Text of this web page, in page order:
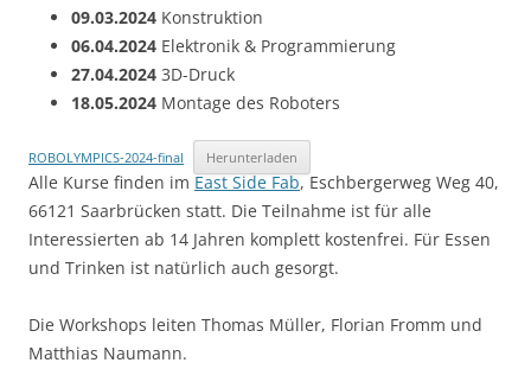
09.03.2024 Konstruktion
06.04.2024 Elektronik & Programmierung
27.04.2024 3D-Druck
18.05.2024 Montage des Roboters
ROBOLYMPICS-2024-final Herunterladen
Alle Kurse finden im East Side Fab, Eschbergerweg Weg 40,
66121 Saarbrücken statt. Die Teilnahme ist für alle
Interessierten ab 14 Jahren komplett kostenfrei. Für Essen
und Trinken ist natürlich auch gesorgt.
Die Workshops leiten Thomas Müller, Florian Fromm und
Matthias Naumann.